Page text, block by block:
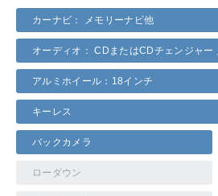
カーナビ： メモリーナビ他
オーディオ： CDまたはCDチェンジャ
アルミホイール：18インチ
キーレス
バックカメラ
ローダウン